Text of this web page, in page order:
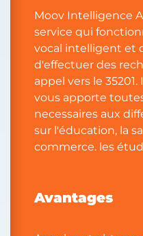
Moov Intelligence
service qui
vocal intelligent et
d'effectuer des
appel vers le
vous apporte
necessaires aux
sur l'éducation, la
commerce. les
Avantages